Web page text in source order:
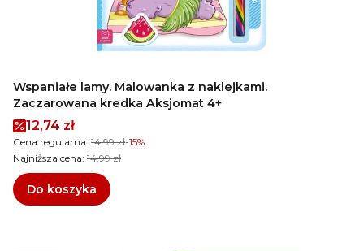
Wspaniałe lamy. Malowanka z naklejkami.
Zaczarowana kredka Aksjomat 4+
Cena promocyjna
12,74 zł
Cena regularna: 14,99 zł-15%
Najniższa cena: 14,99 zł
Do koszyka